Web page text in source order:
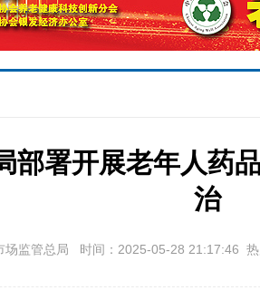
部署开展老年人药
治
场监管总局 时间：2025-05-28 21:17:46